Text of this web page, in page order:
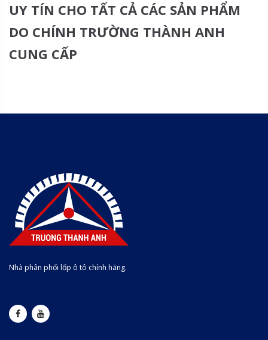
UY TÍN CHO TẤT CẢ CÁC SẢN PHẨM
DO CHÍNH TRƯỜNG THÀNH ANH
CUNG CẤP
Nhà phân phối lốp ô tô chính hãng.